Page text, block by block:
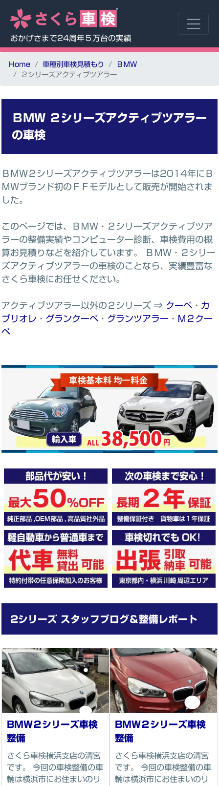
おかげさまで24周年５万台の実績
Home 車種別車検見積もり
ＢＭＷ
２シリーズアクティブツアラー
ＢＭＷ ２シリーズアクティブツアラー
の車検
ＢＭＷ２シリーズアクティブツアラーは2014年にＢ
ＭＷブランド初のＦＦモデルとして販売が開始されま
した。
このページでは、ＢＭＷ・２シリーズアクティブツア
ラーの整備実績やコンピューター診断、車検費用の概
算お見積りなどを紹介しています。 ＢＭＷ・２シリー
ズアクティブツアラーの車検のことなら、実績豊富な
さくら車検にお任せください。
アクティブツアラー以外の２シリーズ ⇒ クーペ ・ カ
ブリオレ ・ グランクーペ ・ グランツアラー ・ Ｍ２クー
ペ
2シリーズ スタッフブログ＆整備レポート
BMW２シリーズ車検
整備
さくら車検横浜支店の清宮
です。 今回の車検整備の車
輛は横浜市にお住まいのリ
BMW２シリーズ車検
整備
さくら車検横浜支店の清宮
です。 今回の車検整備の車
輛は横浜市にお住まいのリ